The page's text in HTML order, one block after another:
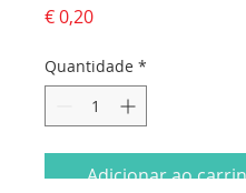
€ 0,20Preço
Quantidade *
Adicionar ao